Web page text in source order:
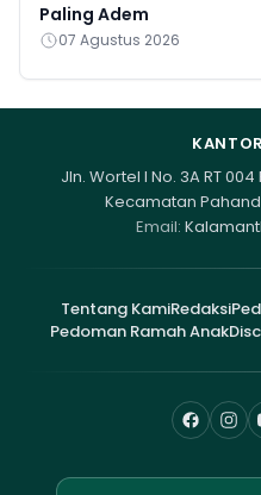
Paling Adem
07 Agustus 2026
Jln. Wortel I No. 3A RT
Kecamatan
Email:
Tentang KamiRedaksi
Pedoman Ramah Anak